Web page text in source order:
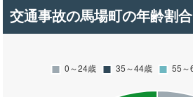
交通事故の馬場町の年齢割合